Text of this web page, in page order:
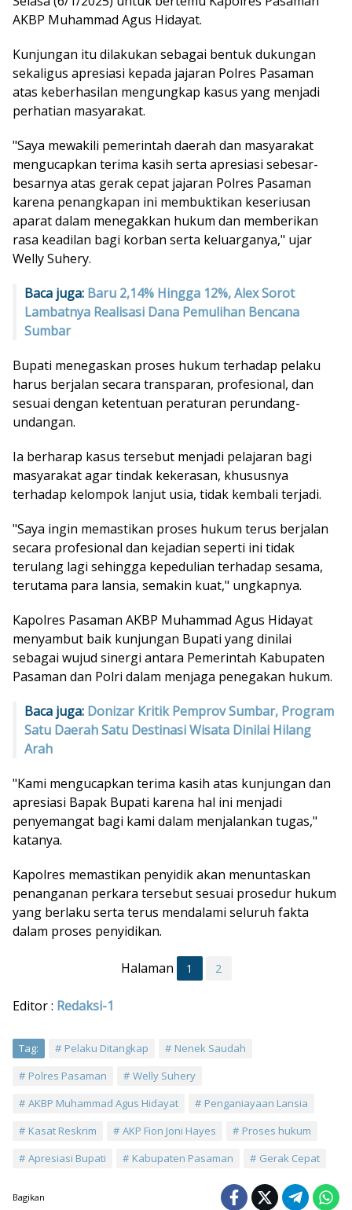
AKBP Muhammad Agus Hidayat.
Kunjungan itu dilakukan sebagai bentuk dukungan
sekaligus apresiasi kepada jajaran Polres Pasaman
atas keberhasilan mengungkap kasus yang menjadi
perhatian masyarakat.
"Saya mewakili pemerintah daerah dan masyarakat
mengucapkan terima kasih serta apresiasi sebesar-
besarnya atas gerak cepat jajaran Polres Pasaman
karena penangkapan ini membuktikan keseriusan
aparat dalam menegakkan hukum dan memberikan
rasa keadilan bagi korban serta keluarganya," ujar
Welly Suhery.
Baca juga: Baru 2,14% Hingga 12%, Alex Sorot
Lambatnya Realisasi Dana Pemulihan Bencana
Sumbar
Bupati menegaskan proses hukum terhadap pelaku
harus berjalan secara transparan, profesional, dan
sesuai dengan ketentuan peraturan perundang-
undangan.
Ia berharap kasus tersebut menjadi pelajaran bagi
masyarakat agar tindak kekerasan, khususnya
terhadap kelompok lanjut usia, tidak kembali terjadi.
"Saya ingin memastikan proses hukum terus berjalan
secara profesional dan kejadian seperti ini tidak
terulang lagi sehingga kepedulian terhadap sesama,
terutama para lansia, semakin kuat," ungkapnya.
Kapolres Pasaman AKBP Muhammad Agus Hidayat
menyambut baik kunjungan Bupati yang dinilai
sebagai wujud sinergi antara Pemerintah Kabupaten
Pasaman dan Polri dalam menjaga penegakan hukum.
Baca juga: Donizar Kritik Pemprov Sumbar, Program
Satu Daerah Satu Destinasi Wisata Dinilai Hilang
Arah
"Kami mengucapkan terima kasih atas kunjungan dan
apresiasi Bapak Bupati karena hal ini menjadi
penyemangat bagi kami dalam menjalankan tugas,"
katanya.
Kapolres memastikan penyidik akan menuntaskan
penanganan perkara tersebut sesuai prosedur hukum
yang berlaku serta terus mendalami seluruh fakta
dalam proses penyidikan.
Halaman 1 2
Editor : Redaksi-1
Tag: Pelaku Ditangkap
Nenek Saudah
Polres Pasaman
Welly Suhery
AKBP Muhammad Agus Hidayat
Penganiayaan Lansia
Kasat Reskrim
AKP Fion Joni Hayes
Proses hukum
Apresiasi Bupati
Kabupaten Pasaman Gerak Cepat
Bagikan